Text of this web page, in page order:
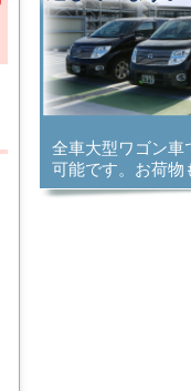
全車大型ワゴン車
可能です。お荷物